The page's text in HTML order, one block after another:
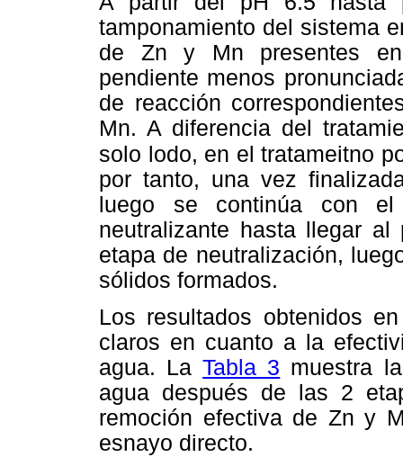
tamponamiento del sistema
de Zn y Mn presentes
pendiente menos
de reacción
Mn. A diferencia del
solo lodo, en el tratameitno
por tanto, una vez
luego se continúa con
neutralizante hasta llegar
etapa de neutralización,
sólidos formados.
Los resultados obtenidos
claros en cuanto a la
agua. LaTabla 3 muestra
agua después de las 2
remoción efectiva de Zn y
esnayo directo.